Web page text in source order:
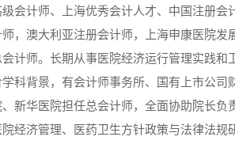
会计师、上海优秀会计人才、中国注册会
，澳大利亚注册会计师，上海申康医院发
计师。长期从事医院经济运行管理实践和
科背景，有会计师事务所、国有上市公司
新华医院担任总会计师，全面协助院长负
经济管理、医药卫生方针政策与法律法规